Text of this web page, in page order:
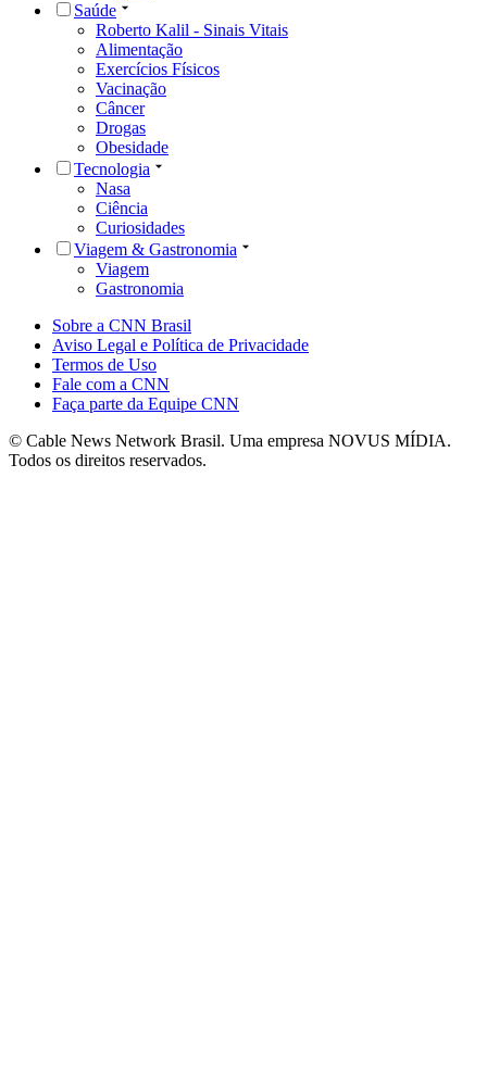
Saúde
Roberto Kalil - Sinais Vitais
Alimentação
Exercícios Físicos
Vacinação
Câncer
Drogas
Obesidade
Tecnologia
Nasa
Ciência
Curiosidades
Viagem & Gastronomia
Viagem
Gastronomia
Sobre a CNN Brasil
Aviso Legal e Política de Privacidade
Termos de Uso
Fale com a CNN
Faça parte da Equipe CNN
© Cable News Network Brasil. Uma empresa NOVUS MÍDIA.
Todos os direitos reservados.